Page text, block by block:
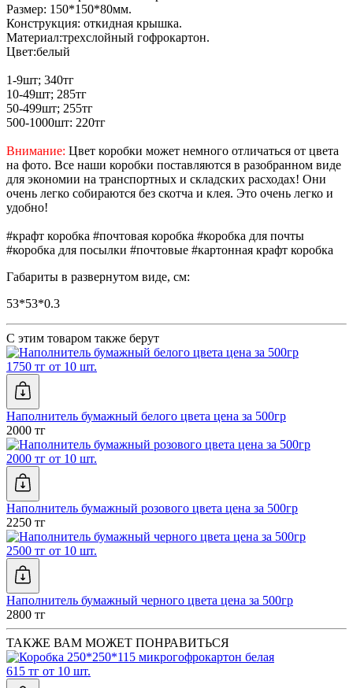
Размер: 150*150*80мм.
Конструкция: откидная крышка.
Материал:трехслойный гофрокартон.
Цвет:белый
1-9шт; 340тг
10-49шт; 285тг
50-499шт; 255тг
500-1000шт: 220тг
Внимание: Цвет коробки может немного отличаться от цвета
на фото. Все наши коробки поставляются в разобранном виде
для экономии на транспортных и складских расходах! Они
очень легко собираются без скотча и клея. Это очень легко и
удобно!
#крафт коробка #почтовая коробка #коробка для почты
#коробка для посылки #почтовые #картонная крафт коробка
Габариты в развернутом виде, см:
53*53*0.3
С этим товаром также берут
1750 тг от 10 шт.
Наполнитель бумажный белого цвета цена за 500гр
2000 тг
2000 тг от 10 шт.
Наполнитель бумажный розового цвета цена за 500гр
2250 тг
2500 тг от 10 шт.
Наполнитель бумажный черного цвета цена за 500гр
2800 тг
ТАКЖЕ ВАМ МОЖЕТ ПОНРАВИТЬСЯ
615 тг от 10 шт.